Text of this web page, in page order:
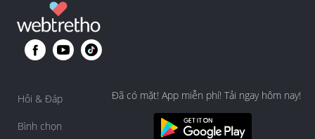
Hỏi & Đáp
Bình chọn
Đã có mặt! App miễn phí! Tải ngay hôm nay!